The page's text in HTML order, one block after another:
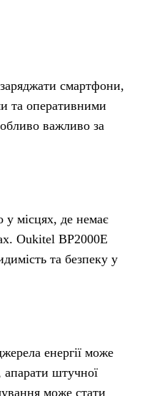
смартфони,
та оперативними
важливо за
у місцях, де немає
Oukitel BP2000E
та безпеку у
енергії може
штучної
може стати